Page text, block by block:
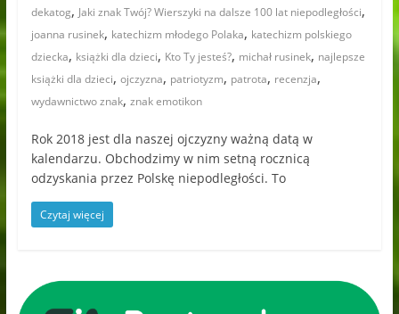
dekatog, Jaki znak Twój? Wierszyki na dalsze 100 lat niepodległości,
joanna rusinek, katechizm młodego Polaka, katechizm polskiego
dziecka, książki dla dzieci, Kto Ty jesteś?, michał rusinek, najlepsze
książki dla dzieci, ojczyzna, patriotyzm, patrota, recenzja,
wydawnictwo znak, znak emotikon
Rok 2018 jest dla naszej ojczyzny ważną datą w
kalendarzu. Obchodzimy w nim setną rocznicą
odzyskania przez Polskę niepodległości. To
Czytaj więcej